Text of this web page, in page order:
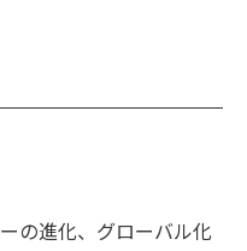
の進化、グローバル化